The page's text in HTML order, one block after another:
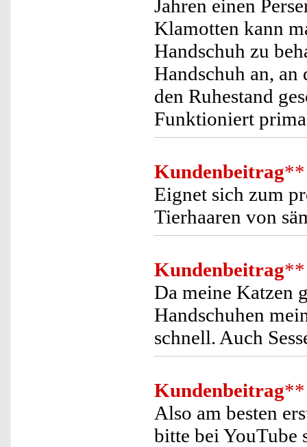
Jahren einen
Klamotten kann
Handschuh zu
Handschuh an,
den Ruhestand
Funktioniert
Kundenbeitrag**
Eignet sich zum
Tierhaaren von
Kundenbeitrag**
Da meine Katzen
Handschuhen
schnell. Auch
Kundenbeitrag**
Also am besten
bitte bei YouTube